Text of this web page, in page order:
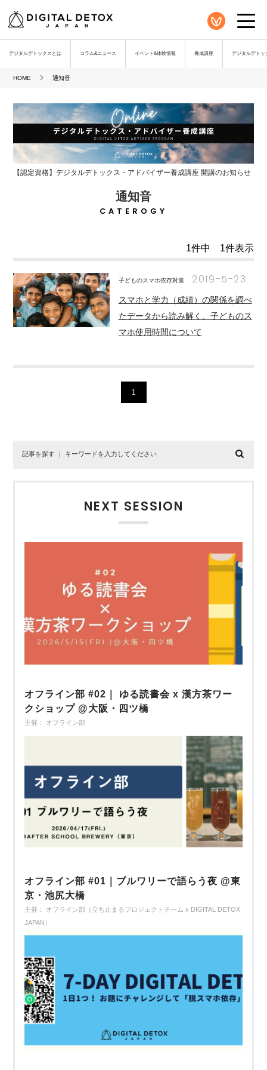
デジタルデトックスとは コラム&ニュース イベント&体験情報 養成講座 デジタルデトッ
HOME 通知音
【認定資格】デジタルデトックス・アドバイザー養成講座 開講のお知らせ
通知音
CATEROGY
1件中 1件表示
子どものスマホ依存対策 2019-5-23
スマホと学力（成績）の関係を調べ
たデータから読み解く、子どものス
マホ使用時間について
1
NEXT SESSION
オフライン部 #02｜ ゆる読書会 x 漢方茶ワー
クショップ @大阪・四ツ橋
主催： オフライン部
オフライン部 #01｜ブルワリーで語らう夜 @東
京・池尻大橋
主催： オフライン部（立ち止まるプロジェクトチーム x DIGITAL DETOX
JAPAN）